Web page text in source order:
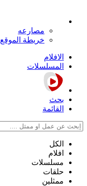
مصارعه
خريطة الموقع
الافلام
المسلسلات
بحث
القائمة
الكل
افلام
مسلسلات
حلقات
ممثلين